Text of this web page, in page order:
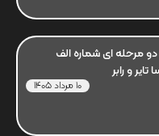
مرحله ای شماره الف
10 مرداد 1405